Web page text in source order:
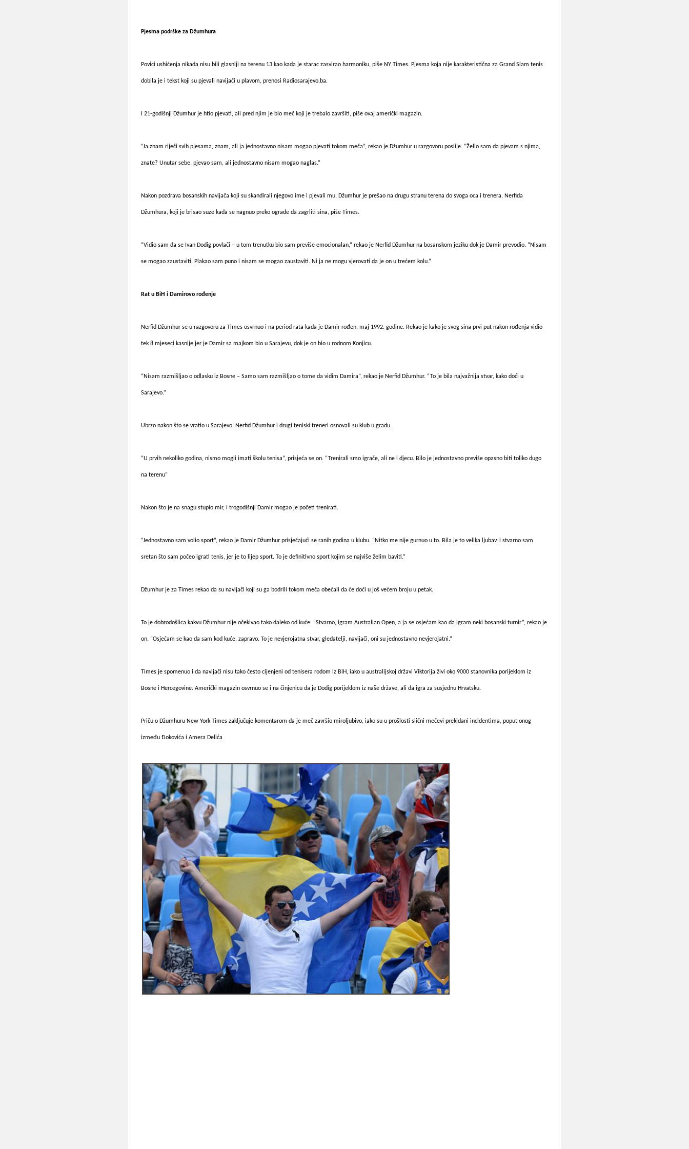
Pjesma podrške za Džumhura
Povici ushićenja nikada nisu bili glasniji na terenu 13 kao kada je starac zasvirao harmoniku, piše NY Times. Pjesma koja nije karakteristična za Grand Slam tenis
dobila je i tekst koji su pjevali navijači u plavom, prenosi Radiosarajevo.ba.
I 21-godišnji Džumhur je htio pjevati, ali pred njim je bio meč koji je trebalo završiti, piše ovaj američki magazin.
“Ja znam riječi svih pjesama, znam, ali ja jednostavno nisam mogao pjevati tokom meča”, rekao je Džumhur u razgovoru poslije. “Želio sam da pjevam s njima,
znate? Unutar sebe, pjevao sam, ali jednostavno nisam mogao naglas.”
Nakon pozdrava bosanskih navijača koji su skandirali njegovo ime i pjevali mu, Džumhur je prešao na drugu stranu terena do svoga oca i trenera, Nerfida
Džumhura, koji je brisao suze kada se nagnuo preko ograde da zagrliti sina, piše Times.
“Vidio sam da se Ivan Dodig povlači – u tom trenutku bio sam previše emocionalan,” rekao je Nerfid Džumhur na bosanskom jeziku dok je Damir prevodio. “Nisam
se mogao zaustaviti. Plakao sam puno i nisam se mogao zaustaviti. Ni ja ne mogu vjerovati da je on u trećem kolu.”
Rat u BiH i Damirovo rođenje
Nerfid Džumhur se u razgovoru za Times osvrnuo i na period rata kada je Damir rođen, maj 1992. godine. Rekao je kako je svog sina prvi put nakon rođenja vidio
tek 8 mjeseci kasnije jer je Damir sa majkom bio u Sarajevu, dok je on bio u rodnom Konjicu.
“Nisam razmišljao o odlasku iz Bosne – Samo sam razmišljao o tome da vidim Damira”, rekao je Nerfid Džumhur. “To je bila najvažnija stvar, kako doći u
Sarajevo.”
Ubrzo nakon što se vratio u Sarajevo, Nerfid Džumhur i drugi teniski treneri osnovali su klub u gradu.
“U prvih nekoliko godina, nismo mogli imati školu tenisa”, prisjeća se on. “Trenirali smo igrače, ali ne i djecu. Bilo je jednostavno previše opasno biti toliko dugo
na terenu”
Nakon što je na snagu stupio mir, i trogodišnji Damir mogao je početi trenirati.
“Jednostavno sam volio sport”, rekao je Damir Džumhur prisjećajući se ranih godina u klubu. “Nitko me nije gurnuo u to. Bila je to velika ljubav, i stvarno sam
sretan što sam počeo igrati tenis, jer je to lijep sport. To je definitivno sport kojim se najviše želim baviti.”
Džumhur je za Times rekao da su navijači koji su ga bodrili tokom meča obećali da će doći u još većem broju u petak.
To je dobrodošlica kakvu Džumhur nije očekivao tako daleko od kuće. “Stvarno, igram Australian Open, a ja se osjećam kao da igram neki bosanski turnir”, rekao je
on. “Osjećam se kao da sam kod kuće, zapravo. To je nevjerojatna stvar, gledatelji, navijači, oni su jednostavno nevjerojatni.”
Times je spomenuo i da navijači nisu tako često cijenjeni od tenisera rodom iz BiH, iako u australijskoj državi Viktorija živi oko 9000 stanovnika porijeklom iz
Bosne i Hercegovine. Američki magazin osvrnuo se i na činjenicu da je Dodig porijeklom iz naše države, ali da igra za susjednu Hrvatsku.
Priču o Džumhuru New York Times zaključuje komentarom da je meč završio miroljubivo, iako su u prošlosti slični mečevi prekidani incidentima, poput onog
između Đokovića i Amera Delića